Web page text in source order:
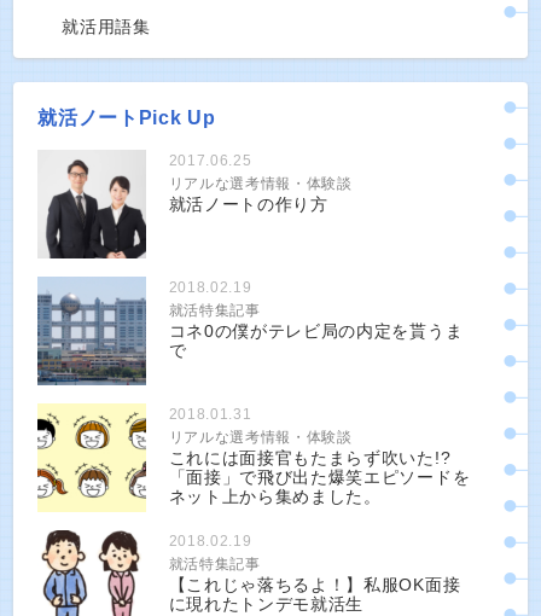
就活用語集
就活ノートPick Up
2017.06.25
リアルな選考情報・体験談
就活ノートの作り方
2018.02.19
就活特集記事
コネ0の僕がテレビ局の内定を貰うま
で
2018.01.31
リアルな選考情報・体験談
これには面接官もたまらず吹いた!?
「面接」で飛び出た爆笑エピソードを
ネット上から集めました。
2018.02.19
就活特集記事
【これじゃ落ちるよ！】私服OK面接
に現れたトンデモ就活生